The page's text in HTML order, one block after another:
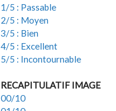
1/5 : Passable
2/5 : Moyen
3/5 : Bien
4/5 : Excellent
5/5 : Incontournable
RECAPITULATIF IMAGE
00/10